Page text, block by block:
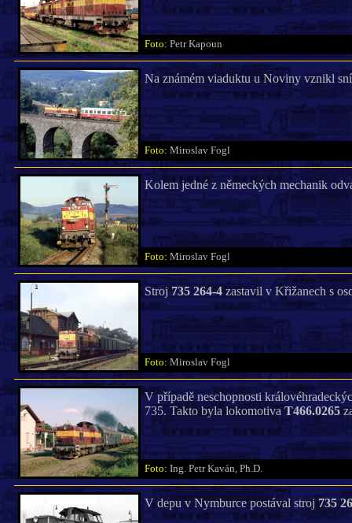
Foto: Petr Kapoun
Na známém viaduktu u Noviny vznikl
Foto: Miroslav Fogl
Kolem jedné z německých mechanik
Foto: Miroslav Fogl
Stroj735 264-4zastavil v Křižanech s
Foto: Miroslav Fogl
V případě neschopnosti
735. Takto byla lokomotivaT466.0265
Foto: Ing. Petr Kaván, Ph.D.
V depu v Nymburce postával stroj735